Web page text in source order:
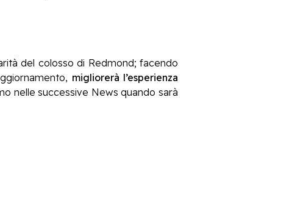
del colosso di Redmond; facendo
migliorerà l’esperienza
nelle successive News quando sarà